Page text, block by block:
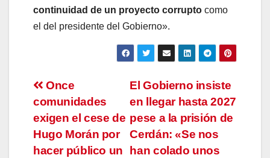
continuidad de un proyecto corrupto como
el del presidente del Gobierno».
Navegación
de
entradas
El Gobierno insiste
en llegar hasta 2027
pese a la prisión de
Cerdán: «Se nos
han colado unos
Once
comunidades
exigen el cese de
Hugo Morán por
hacer público un